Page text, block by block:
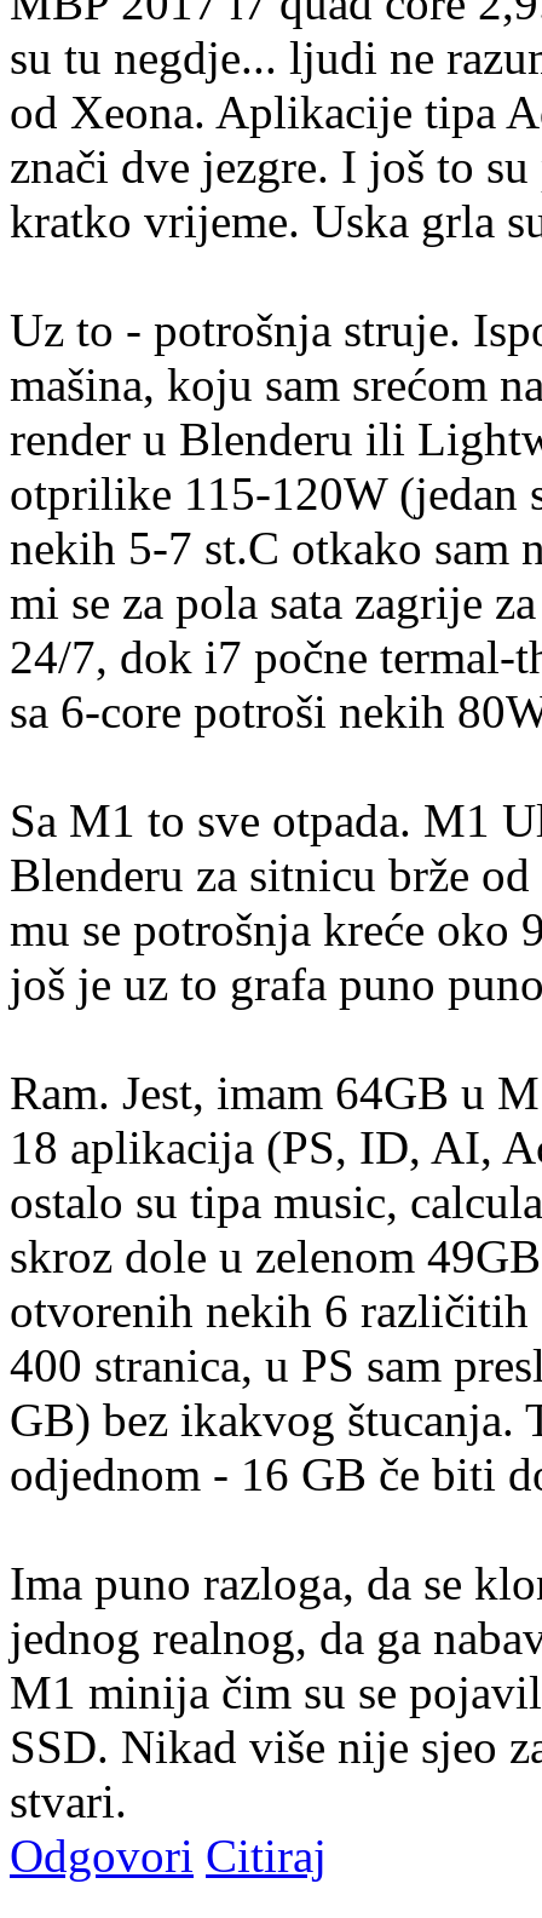
su tu negdje... ljudi ne
od Xeona. Aplikacije tipa
znači dve jezgre. I još to
kratko vrijeme. Uska grla
Uz to - potrošnja struje.
mašina, koju sam srećom
render u Blenderu ili
otprilike 115-120W (jedan
nekih 5-7 st.C otkako sam
mi se za pola sata zagrije
24/7, dok i7 počne
sa 6-core potroši nekih
Sa M1 to sve otpada. M1
Blenderu za sitnicu brže
mu se potrošnja kreće oko
još je uz to grafa puno
Ram. Jest, imam 64GB u
18 aplikacija (PS, ID, AI,
ostalo su tipa music,
skroz dole u zelenom
otvorenih nekih 6
400 stranica, u PS sam
GB) bez ikakvog štucanja.
odjednom - 16 GB če biti
Ima puno razloga, da se
jednog realnog, da ga
M1 minija čim su se
SSD. Nikad više nije sjeo
stvari.
Odgovori Citiraj